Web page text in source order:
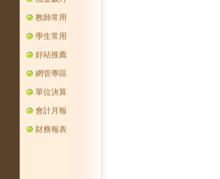
教師常用
學生常用
好站推薦
網管專區
單位決算
會計月報
財務報表